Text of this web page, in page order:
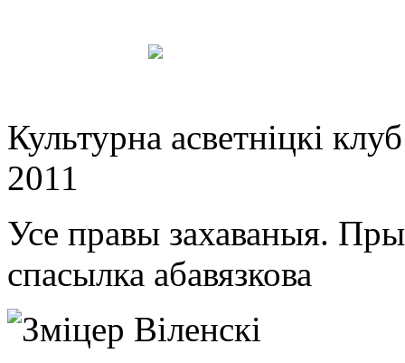
Культурна асветнiцкi
2011
Усе правы захаваныя.
спасылка абавязкова